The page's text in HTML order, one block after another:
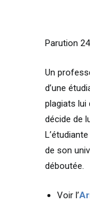
Parution
Un
d’une
plagiats lui
décide de
de son
déboutée.
Voir l’